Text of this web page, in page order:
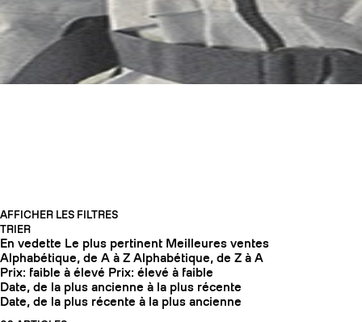
AFFICHER LES FILTRES
TRIER
En vedette Le plus pertinent Meilleures ventes
Alphabétique, de A à Z Alphabétique, de Z à A
Prix: faible à élevé Prix: élevé à faible
Date, de la plus ancienne à la plus récente
Date, de la plus récente à la plus ancienne